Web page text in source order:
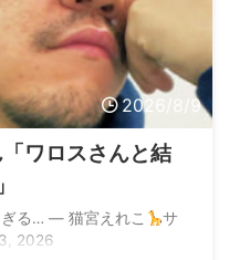
2026/8/9
ワロスさんと結
る… — 猫宮えれこ
サ
2026